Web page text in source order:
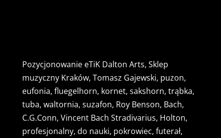
Pozycjonowanie eTiKDalton Arts, Sklep
muzyczny Kraków, Tomasz Gajewski, puzon,
eufonia, fluegelhorn, kornet, sakshorn, trąbka,
tuba, waltornia, suzafon, Roy Benson, Bach,
C.G.Conn, Vincent Bach Stradivarius, Holton,
profesjonalny, do nauki, pokrowiec, futerał,